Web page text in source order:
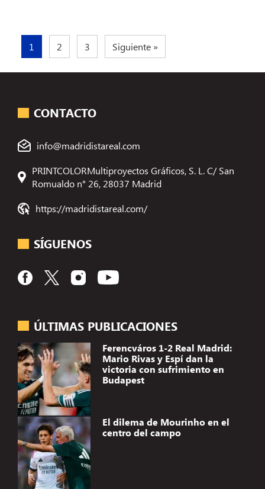
1 2 3 Siguiente »
ÚLTIMAS PUBLICACIONES
Ferencváros 1-2 Real Madrid:
Mario Rivas y Espí dan la
victoria con sufrimiento en
Budapest
El dilema de Mourinho en el
centro del campo
CONTACTO
info@madridistareal.com
PRINTCOLORMultiproyectos Gráficos, S. L. C/ San
Romualdo n° 26, 28037 Madrid
https://madridistareal.com/
SÍGUENOS